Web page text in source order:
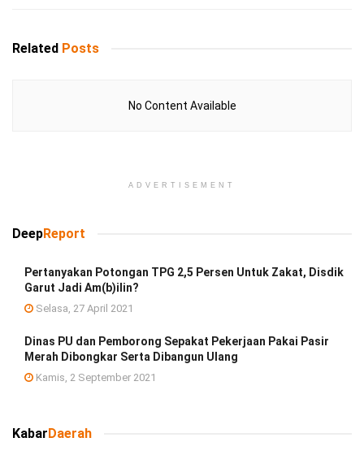
Related Posts
No Content Available
ADVERTISEMENT
DeepReport
Pertanyakan Potongan TPG 2,5 Persen Untuk Zakat, Disdik
Garut Jadi Am(b)ilin?
Selasa, 27 April 2021
Dinas PU dan Pemborong Sepakat Pekerjaan Pakai Pasir
Merah Dibongkar Serta Dibangun Ulang
Kamis, 2 September 2021
Kabar Daerah